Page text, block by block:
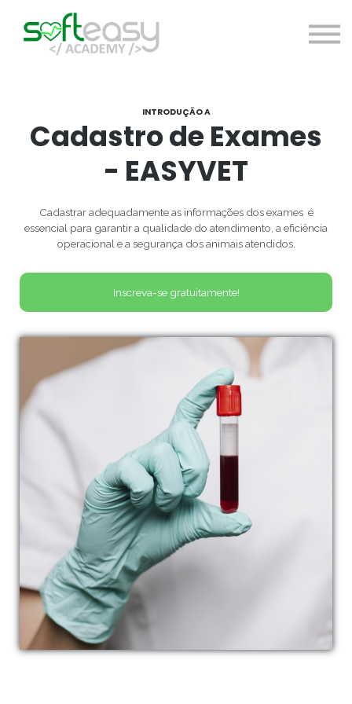
A Softeasy Academy
Acessar
INTRODUÇÃO A
Cadastro de Exames
- EASYVET
Cadastrar adequadamente as informações dos exames é
essencial para garantir a qualidade do atendimento, a eficiência
operacional e a segurança dos animais atendidos.
Inscreva-se gratuitamente!